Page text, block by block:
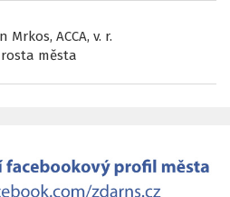
Mrkos, ACCA, v. r.
města